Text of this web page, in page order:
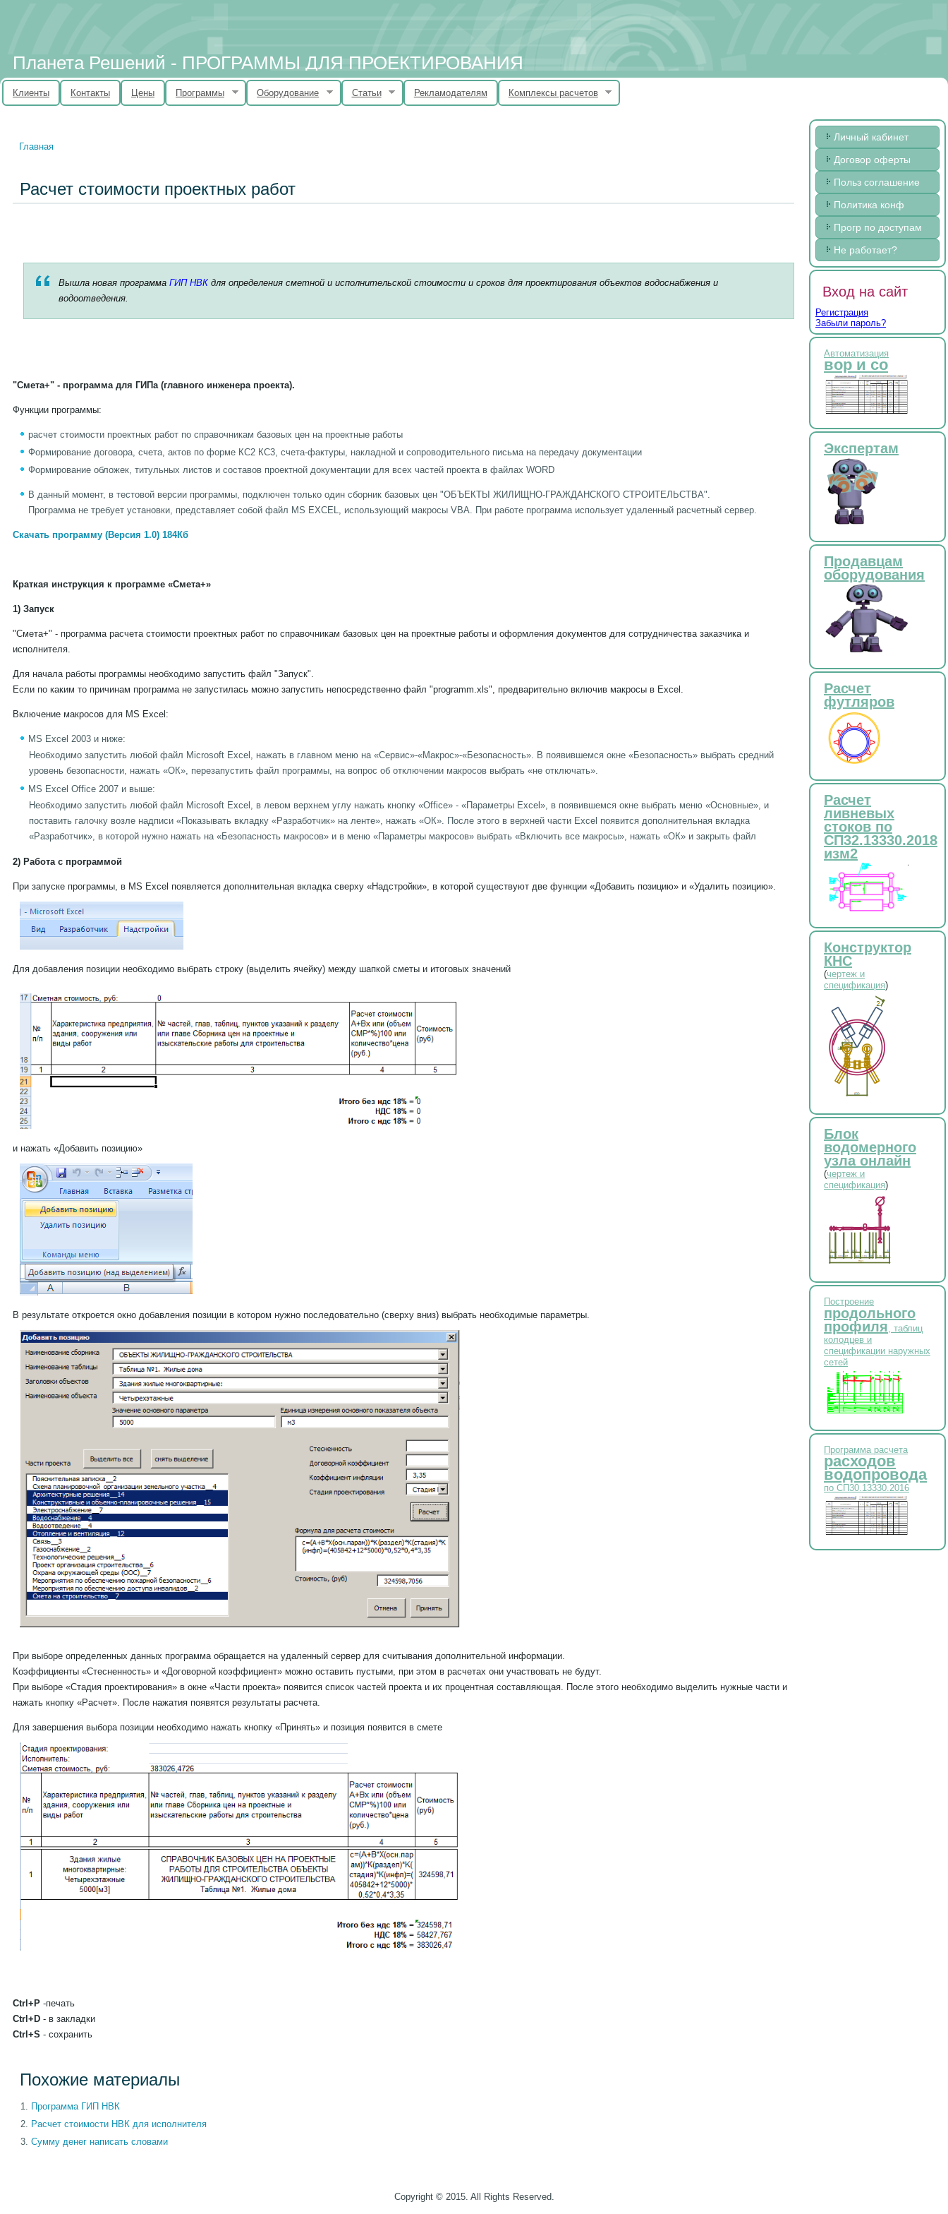
Планета Решений - ПРОГРАММЫ ДЛЯ ПРОЕКТИРОВАНИЯ
Клиенты Контакты Цены Программы Оборудование Статьи Рекламодателям Комплексы расчетов
Вы здесь
Главная
Расчет стоимости проектных работ
Вышла новая программа ГИП НВК для определения сметной и исполнительской стоимости и сроков для проектирования объектов водоснабжения и
водоотведения.
"Смета+" - программа для ГИПа (главного инженера проекта).
Функции программы:
расчет стоимости проектных работ по справочникам базовых цен на проектные работы
Формирование договора, счета, актов по форме КС2 КС3, счета-фактуры, накладной и сопроводительного письма на передачу документации
Формирование обложек, титульных листов и составов проектной документации для всех частей проекта в файлах WORD
В данный момент, в тестовой версии программы, подключен только один сборник базовых цен "ОБЪЕКТЫ ЖИЛИЩНО-ГРАЖДАНСКОГО СТРОИТЕЛЬСТВА".
Программа не требует установки, представляет собой файл MS EXCEL, использующий макросы VBA. При работе программа использует удаленный расчетный сервер.
Скачать программу (Версия 1.0) 184Кб
Краткая инструкция к программе «Смета+»
1) Запуск
"Смета+" - программа расчета стоимости проектных работ по справочникам базовых цен на проектные работы и оформления документов для сотрудничества заказчика и
исполнителя.
Для начала работы программы необходимо запустить файл "Запуск".
Если по каким то причинам программа не запустилась можно запустить непосредственно файл "programm.xls", предварительно включив макросы в Excel.
Включение макросов для MS Excel:
MS Excel 2003 и ниже:
Необходимо запустить любой файл Microsoft Excel, нажать в главном меню на «Сервис»-«Макрос»-«Безопасность». В появившемся окне «Безопасность» выбрать средний
уровень безопасности, нажать «ОК», перезапустить файл программы, на вопрос об отключении макросов выбрать «не отключать».
MS Excel Office 2007 и выше:
Необходимо запустить любой файл Microsoft Excel, в левом верхнем углу нажать кнопку «Office» - «Параметры Excel», в появившемся окне выбрать меню «Основные», и
поставить галочку возле надписи «Показывать вкладку «Разработчик» на ленте», нажать «ОК». После этого в верхней части Excel появится дополнительная вкладка
«Разработчик», в которой нужно нажать на «Безопасность макросов» и в меню «Параметры макросов» выбрать «Включить все макросы», нажать «ОК» и закрыть файл
2) Работа с программой
При запуске программы, в MS Excel появляется дополнительная вкладка сверху «Надстройки», в которой существуют две функции «Добавить позицию» и «Удалить позицию».
Для добавления позиции необходимо выбрать строку (выделить ячейку) между шапкой сметы и итоговых значений
и нажать «Добавить позицию»
В результате откроется окно добавления позиции в котором нужно последовательно (сверху вниз) выбрать необходимые параметры.
При выборе определенных данных программа обращается на удаленный сервер для считывания дополнительной информации.
Коэффициенты «Стесненность» и «Договорной коэффициент» можно оставить пустыми, при этом в расчетах они участвовать не будут.
При выборе «Стадия проектирования» в окне «Части проекта» появится список частей проекта и их процентная составляющая. После этого необходимо выделить нужные части и
нажать кнопку «Расчет». После нажатия появятся результаты расчета.
Для завершения выбора позиции необходимо нажать кнопку «Принять» и позиция появится в смете
Ctrl+P -печать
Ctrl+D - в закладки
Ctrl+S - сохранить
Похожие материалы
Программа ГИП НВК
Расчет стоимости НВК для исполнителя
Сумму денег написать словами
Личный кабинет
Договор оферты
Польз соглашение
Политика конф
Прогр по доступам
Не работает?
Вход на сайт
Регистрация
Забыли пароль?
Автоматизация
вор и со
Экспертам
Продавцам
оборудования
Расчет
футляров
Расчет
ливневых
стоков по
СП32.13330.2018
изм2
Конструктор
КНС
(чертеж и
спецификация)
Блок
водомерного
узла онлайн
(чертеж и
спецификация)
Построение
продольного
профиля , таблиц
колодцев и
спецификации наружных
сетей
Программа расчета
расходов
водопровода
по СП30.13330.2016
Copyright © 2015. All Rights Reserved.